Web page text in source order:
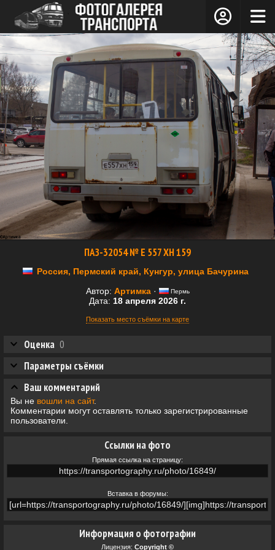
ПАЗ-32054 № Е 557 ХН 159
Россия, Пермский край, Кунгур, улица Бачурина
Автор: Артимка· Пермь
Дата: 18 апреля 2026 г.
Показать место съёмки на карте
Информация о фотографии
Лицензия: Copyright ©
Оценка 0
Ссылки на фото
Прямая ссылка на страницу:
Вставка в форумы:
Параметры съёмки
Ваш комментарий
Вы не вошли на сайт.
Комментарии могут оставлять только зарегистрированные
пользователи.